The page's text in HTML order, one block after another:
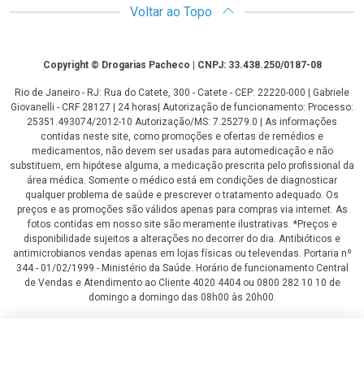
Voltar ao Topo
CopyrightCopyright © Drogarias Pacheco | CNPJ: 33.438.250/0187-08
Rio de Janeiro - RJ: Rua do Catete, 300 - Catete - CEP: 22220-000 | Gabriele
Giovanelli - CRF 28127 | 24 horas| Autorização de funcionamento: Processo:
25351.493074/2012-10 Autorização/MS: 7.25279.0 | As informações
contidas neste site, como promoções e ofertas de remédios e
medicamentos, não devem ser usadas para automedicação e não
substituem, em hipótese alguma, a medicação prescrita pelo profissional da
área médica. Somente o médico está em condições de diagnosticar
qualquer problema de saúde e prescrever o tratamento adequado. Os
preços e as promoções são válidos apenas para compras via internet. As
fotos contidas em nosso site são meramente ilustrativas. *Preços e
disponibilidade sujeitos a alterações no decorrer do dia. Antibióticos e
antimicrobianos vendas apenas em lojas físicas ou televendas. Portaria nº
344 - 01/02/1999 - Ministério da Saúde. Horário de funcionamento Central
de Vendas e Atendimento ao Cliente 4020 4404 ou 0800 282 10 10 de
domingo a domingo das 08h00 às 20h00.